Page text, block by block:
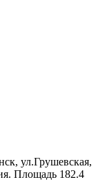
ул.Грушевская,
Площадь 182.4